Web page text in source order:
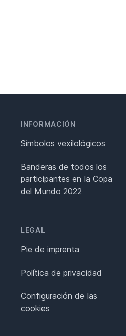
INFORMACIÓN
Símbolos vexilológicos
Banderas de todos los
participantes en la Copa
del Mundo 2022
LEGAL
Pie de imprenta
Política de privacidad
Configuración de las
cookies